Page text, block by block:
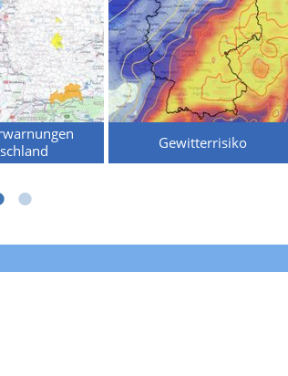
Gewitterrisiko